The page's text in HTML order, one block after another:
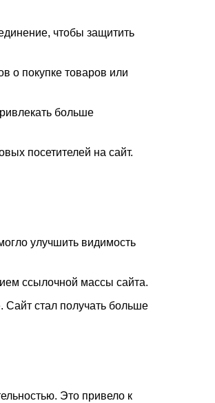
чтобы защитить
о покупке товаров или
больше
посетителей на сайт.
улучшить видимость
ссылочной массы сайта.
Сайт стал получать больше
Это привело к